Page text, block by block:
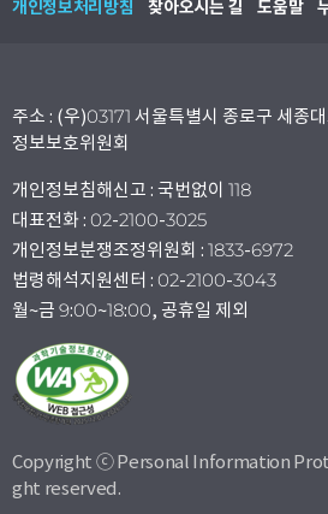
개인정보처리방침 찾아오시는 길 도움말
주소 : (우)03171 서울특별시 종로구 세종
정보보호위원회
개인정보침해신고 : 국번없이 118
대표전화 : 02-2100-3025
개인정보분쟁조정위원회 : 1833-6972
법령해석지원센터 : 02-2100-3043
월~금 9:00~18:00, 공휴일 제외
Copyright ⓒ Personal Information
ght reserved.